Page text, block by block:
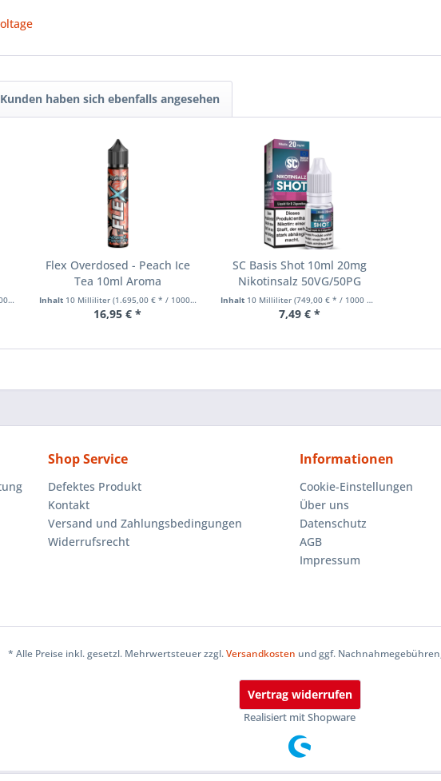
Kunden haben sich ebenfalls angesehen
Flex Overdosed - Peach Ice
Tea 10ml Aroma
Inhalt 10 Milliliter (1.695,00 € * / 1000 Milliliter)
16,95 € *
SC Basis Shot 10ml 20mg
Nikotinsalz 50VG/50PG
Inhalt 10 Milliliter(749,00 € * / 1000 Milliliter)
7,49 € *
Shop Service
Defektes Produkt
Kontakt
Versand und Zahlungsbedingungen
Widerrufsrecht
Informationen
Cookie-Einstellungen
Über uns
Datenschutz
AGB
Impressum
* Alle Preise inkl. gesetzl. Mehrwertsteuer zzgl.Versandkosten und ggf.
Vertrag widerrufen
Realisiert mit Shopware